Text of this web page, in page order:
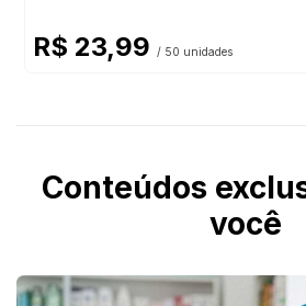
R$ 23,99 / 50 unidades
Conteúdos
você